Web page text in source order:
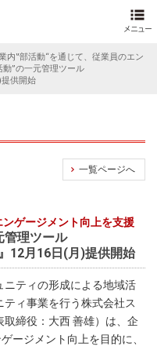
内‟部活動“を通じて、従業員のエン
”の一元管理ツール
提供開始
一覧ページへ
ゲージメント向上を支援
理ツール
12月16日(月)提供開始
ニティの形成による地域活
ィ事業を行う株式会社ス
締役：大西 善雄）は、企
ージメント向上を目的に、